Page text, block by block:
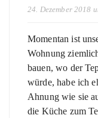
24. Dezember 2018
Momentan ist
Wohnung
bauen, wo der
würde, habe ich
Ahnung wie sie
die Küche zum